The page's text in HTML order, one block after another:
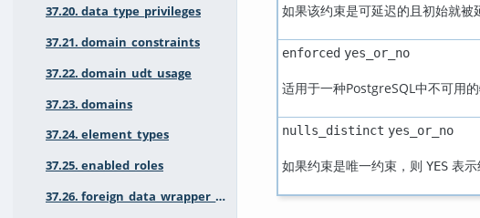
37.20. data_type_privileges
37.21. domain_constraints
37.22. domain_udt_usage
37.23. domains
37.24. element_types
37.25. enabled_roles
37.26. foreign_data_wrapper_options
如果该约束是可延迟的且初始就被
enforced yes_or_no
适用于一种PostgreSQL 中不可用
nulls_distinct yes_or_no
如果约束是唯一约束，则 YES表示